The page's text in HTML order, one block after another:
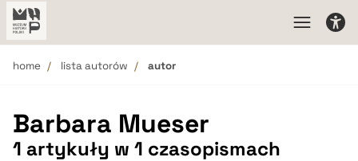
home lista autorów autor
Barbara Mueser
1 artykuły w 1 czasopismach